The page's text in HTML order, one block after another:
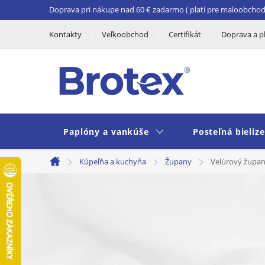
na
Doprava pri nákupe nad 60 € zadarmo ( platí pre
Kontakty Veľkoobchod Certifikát Doprava a
Paplóny a vankúše Posteľná
Domov
Kúpeľňa a kuchyňa Župany Velúrový